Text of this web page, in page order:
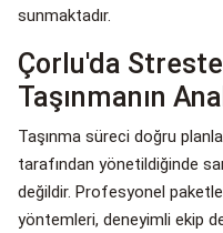
sunmaktadır.
Çorlu'da
Taşınmanın
Taşınma süreci doğru
tarafından yönetildiğinde
değildir. Profesyonel
yöntemleri, deneyimli ekip